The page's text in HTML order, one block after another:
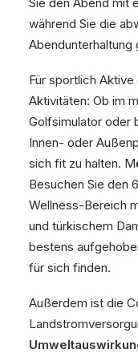
während Sie die
Abendunterhaltung
Für sportlich
Aktivitäten: Ob im
Golfsimulator oder
Innen- oder
sich fit zu halten.
Besuchen Sie den
Wellness-Bereich
und türkischem
bestens
für sich finden.
Außerdem ist die